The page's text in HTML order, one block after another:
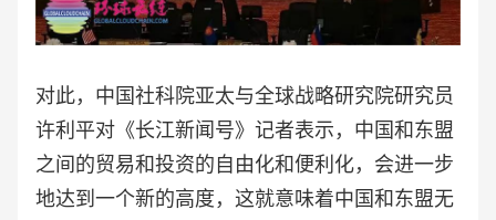
对此，中国社科院亚太与全球战略研究院研究员
许利平对《长江新闻号》记者表示，中国和东盟
之间的贸易和投资的自由化和便利化，会进一步
地达到一个新的高度，这就意味着中国和东盟无